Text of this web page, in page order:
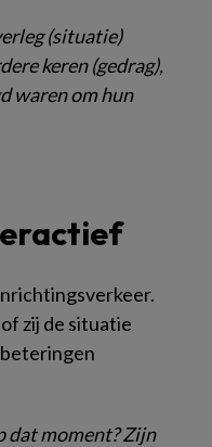
(situatie)
keren (gedrag),
waren om hun
zij de situatie
dat moment? Zijn